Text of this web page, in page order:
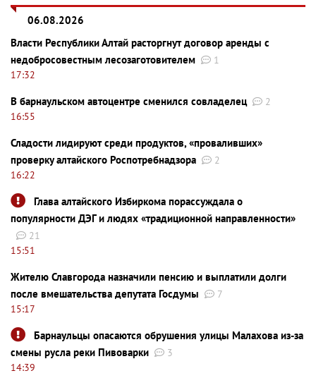
06.08.2026
Власти Республики Алтай расторгнут договор аренды с
недобросовестным лесозаготовителем
1
17:32
В барнаульском автоцентре сменился совладелец
2
16:55
Сладости лидируют среди продуктов, «проваливших»
проверку алтайского Роспотребнадзора
2
16:22
Глава алтайского Избиркома порассуждала о
популярности ДЭГ и людях «традиционной направленности»
21
15:51
Жителю Славгорода назначили пенсию и выплатили долги
после вмешательства депутата Госдумы
7
15:17
Барнаульцы опасаются обрушения улицы Малахова из-за
смены русла реки Пивоварки
3
14:39